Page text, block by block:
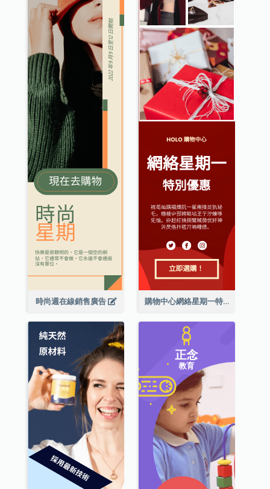
時尚週在線銷售廣告 購物中心網絡星期一特別優惠擎天柱廣告